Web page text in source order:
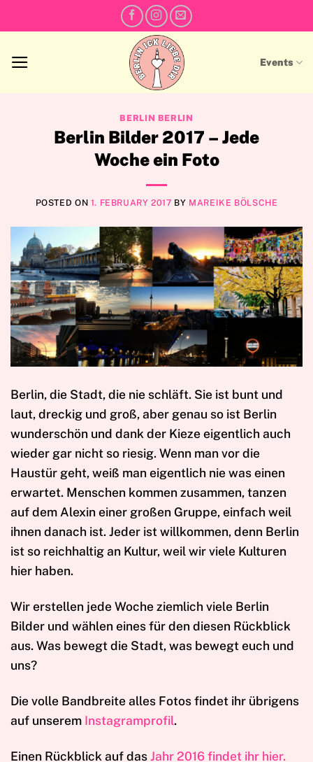
to
Events
BERLIN BERLIN
Berlin Bilder 2017 – Jede
Woche ein Foto
POSTED ON 1. FEBRUARY 2017 BY MAREIKE BÖLSCHE
Berlin, die Stadt, die nie schläft. Sie ist bunt und
laut, dreckig und groß, aber genau so ist Berlin
wunderschön und dank der Kieze eigentlich auch
wieder gar nicht so riesig. Wenn man vor die
Haustür geht, weiß man eigentlich nie was einen
erwartet. Menschen kommen zusammen, tanzen
auf dem Alexin einer großen Gruppe, einfach weil
ihnen danach ist. Jeder ist willkommen, denn Berlin
ist so reichhaltig an Kultur, weil wir viele Kulturen
hier haben.
Wir erstellen jede Woche ziemlich viele Berlin
Bilder und wählen eines für den diesen Rückblick
aus. Was bewegt die Stadt, was bewegt euch und
uns?
Die volle Bandbreite alles Fotos findet ihr übrigens
auf unserem Instagramprofil.
Einen Rückblick auf dasJahr 2016 findet ihr hier.